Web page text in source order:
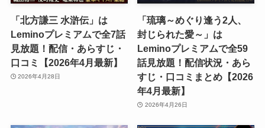
「北方謙三 水滸伝」は
Leminoプレミアムで全7話
見放題！配信・あらすじ・
口コミ【2026年4月最新】
2026年4月28日
「琉璃～めぐり逢う2人、
封じられた愛～」は
Leminoプレミアムで全59
話見放題！配信状況・あら
すじ・口コミまとめ【2026
年4月最新】
2026年4月26日